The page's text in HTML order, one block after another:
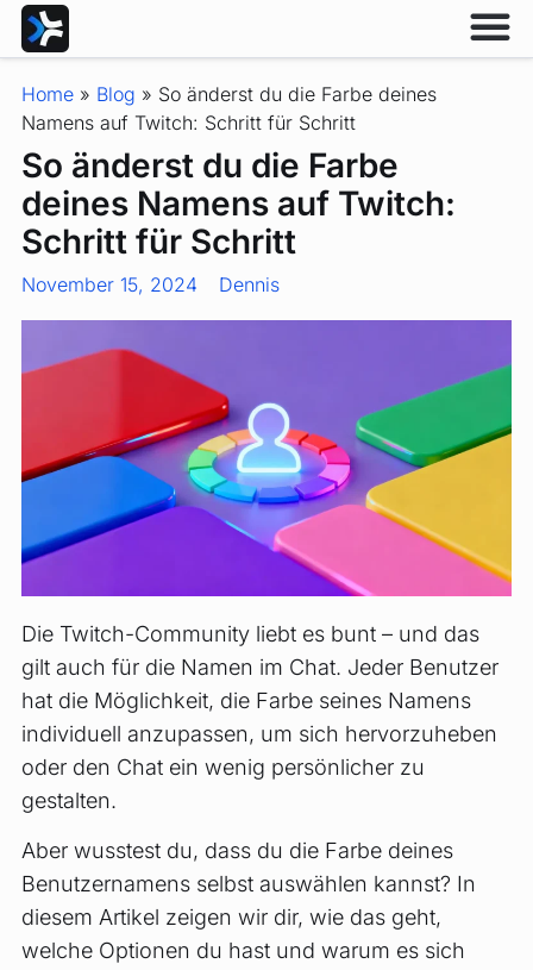
Home » Blog » So änderst du die Farbe deines
Namens auf Twitch: Schritt für Schritt
So änderst du die Farbe
deines Namens auf Twitch:
Schritt für Schritt
November 15, 2024 Dennis
Die Twitch-Community liebt es bunt – und das
gilt auch für die Namen im Chat. Jeder Benutzer
hat die Möglichkeit, die Farbe seines Namens
individuell anzupassen, um sich hervorzuheben
oder den Chat ein wenig persönlicher zu
gestalten.
Aber wusstest du, dass du die Farbe deines
Benutzernamens selbst auswählen kannst? In
diesem Artikel zeigen wir dir, wie das geht,
welche Optionen du hast und warum es sich